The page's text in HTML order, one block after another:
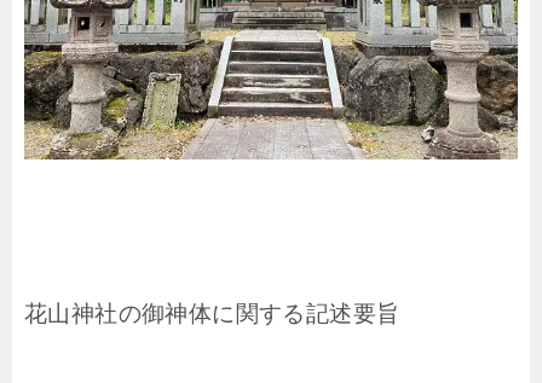
花山神社の御神体に関する記述要旨